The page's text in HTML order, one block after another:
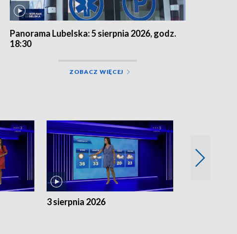
Panorama Lubelska: 5 sierpnia 2026, godz.
18:30
ZOBACZ WIĘCEJ
3 sierpnia 2026